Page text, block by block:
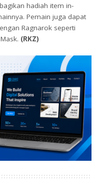
hadiah item in-
Pemain juga dapat
Ragnarok seperti
(RKZ)